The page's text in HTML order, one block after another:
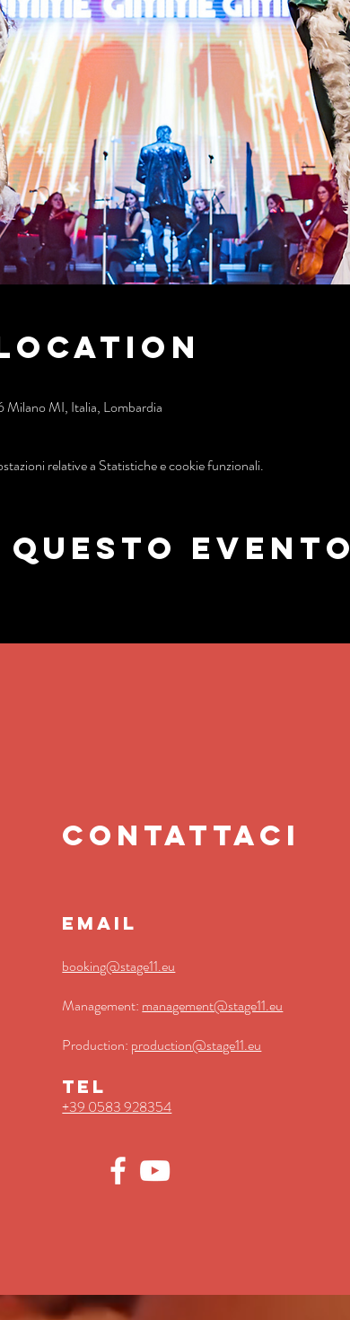
Milano MI, Italia, Lombardia
relative a Statistiche e cookie funzionali.
questo evento
contattaci
EMAIL
booking@stage11.eu
Management: management@stage11.eu
Production: production@stage11.eu
TEL
+39 0583 928354